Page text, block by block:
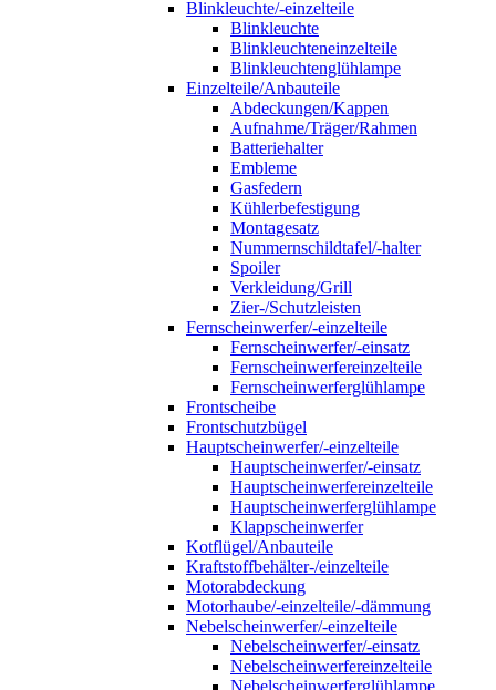
Blinkleuchte/-einzelteile
Blinkleuchte
Blinkleuchteneinzelteile
Blinkleuchtenglühlampe
Einzelteile/Anbauteile
Abdeckungen/Kappen
Aufnahme/Träger/Rahmen
Batteriehalter
Embleme
Gasfedern
Kühlerbefestigung
Montagesatz
Nummernschildtafel/-halter
Spoiler
Verkleidung/Grill
Zier-/Schutzleisten
Fernscheinwerfer/-einzelteile
Fernscheinwerfer/-einsatz
Fernscheinwerfereinzelteile
Fernscheinwerferglühlampe
Frontscheibe
Frontschutzbügel
Hauptscheinwerfer/-einzelteile
Hauptscheinwerfer/-einsatz
Hauptscheinwerfereinzelteile
Hauptscheinwerferglühlampe
Klappscheinwerfer
Kotflügel/Anbauteile
Kraftstoffbehälter-/einzelteile
Motorabdeckung
Motorhaube/-einzelteile/-dämmung
Nebelscheinwerfer/-einzelteile
Nebelscheinwerfer/-einsatz
Nebelscheinwerfereinzelteile
Nebelscheinwerferglühlampe